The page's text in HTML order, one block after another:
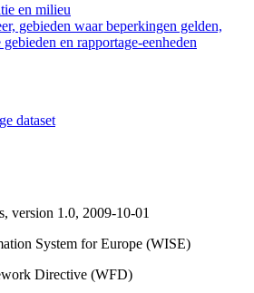
en milieu
gebieden waar beperkingen gelden,
gebieden en rapportage-eenheden
dataset
version 1.0, 2009-10-01
System for Europe (WISE)
Directive (WFD)